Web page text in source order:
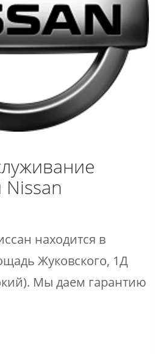
находится в
Жуковского, 1Д
Мы даем гарантию